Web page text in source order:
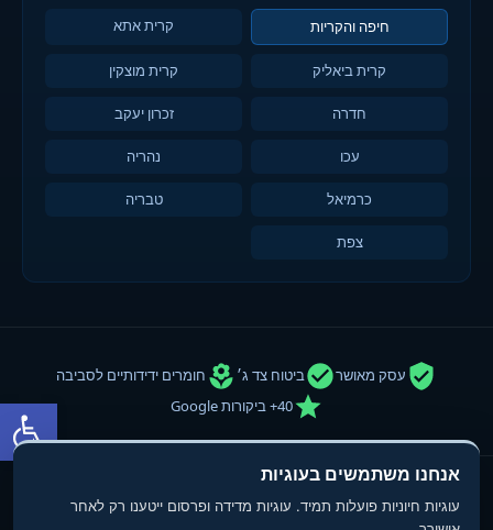
פתח
חיפה והקריות קרית אתא
קרית ביאליק קרית מוצקין
חדרה זכרון יעקב
עכו נהריה
כרמיאל טבריה
צפת
עסק מאושר ביטוח צד ג׳
חומרים ידידותיים לסביבה
40+ ביקורות Google
תנאי שימוש מדיניות פרטיות הצהרת נגישות
אנחנו משתמשים בעוגיות
עוגיות חיוניות פועלות תמיד. עוגיות מדידה ופרסום ייטענו רק לאחר